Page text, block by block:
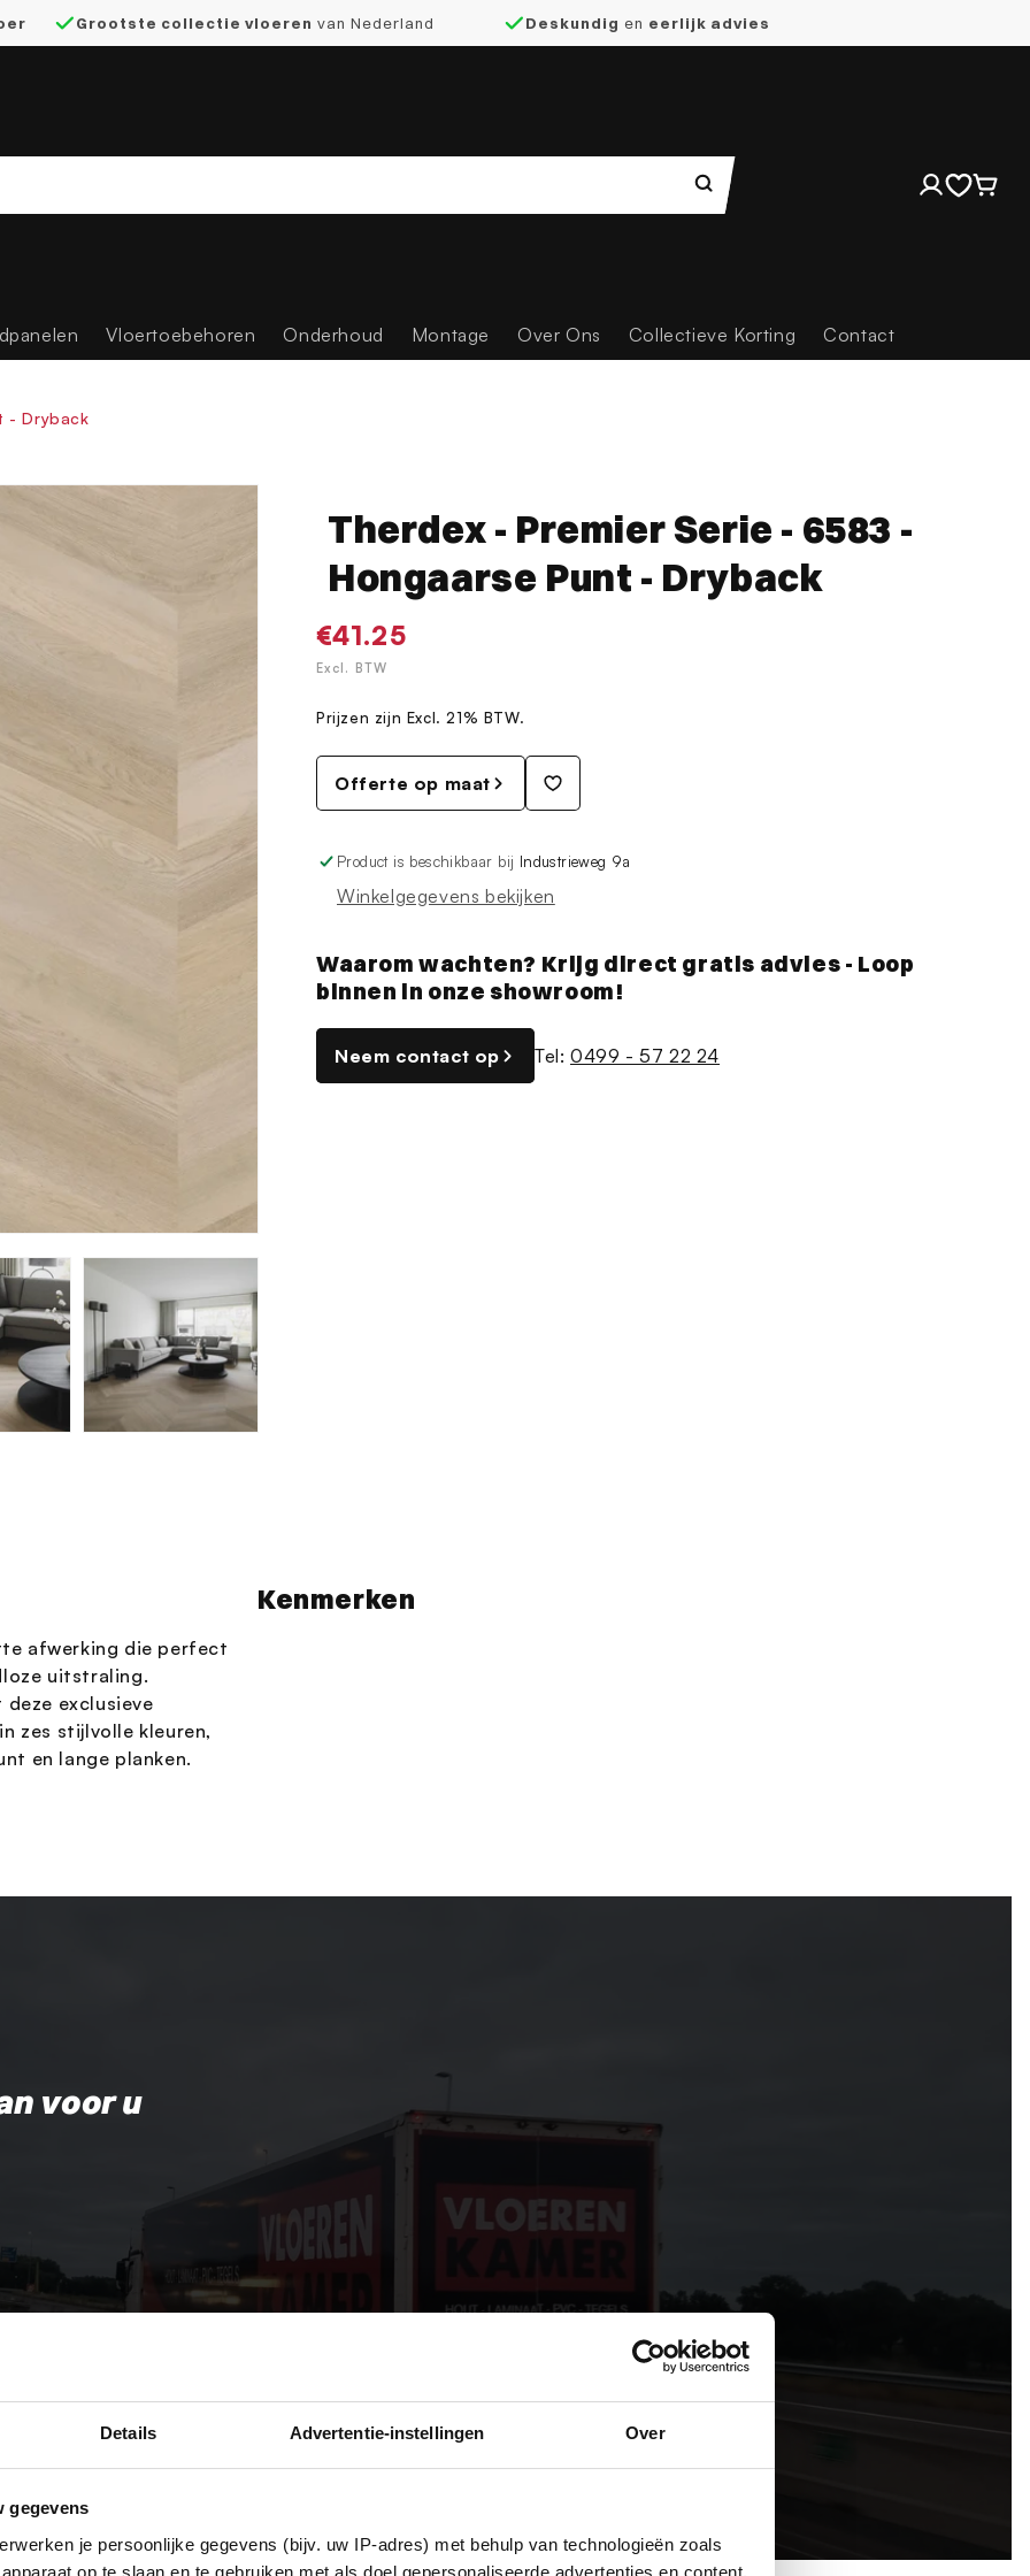
Details Advertentie-instellingen Over
gegevens
je persoonlijke gegevens (bijv. uw IP-adres) met behulp van technologieën zoals
op te slaan en te gebruiken met als doel gepersonaliseerde advertenties en content,
Grootste collectie vloeren van Nederland Deskundig en eerlijk advies
Vloertoebehoren Onderhoud Montage Over Ons Collectieve Korting Contact
Inloggen
- Dryback
Therdex - Premier Serie - 6583 -
Hongaarse Punt - Dryback
Normale
prijs
€41.25
Excl. BTW
Prijzen zijn Excl. 21% BTW.
Offerte op maat
Product is beschikbaar bij Industrieweg 9a
Winkelgegevens bekijken
Waarom wachten? Krijg direct gratis advies - Loop
binnen in onze showroom!
Neem contact op Tel:0499 - 57 22 24
afwerking die perfect
uitstraling.
exclusieve
zes stijlvolle kleuren,
en lange planken.
Kenmerken
voor u